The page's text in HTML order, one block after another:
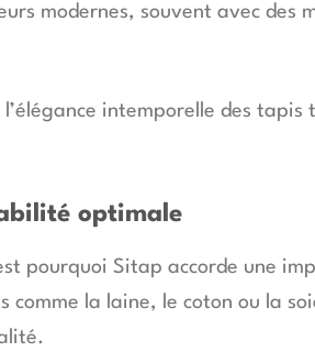
modernes, souvent avec
intemporelle des
optimale
pourquoi Sitap accorde une
comme la laine, le coton ou la